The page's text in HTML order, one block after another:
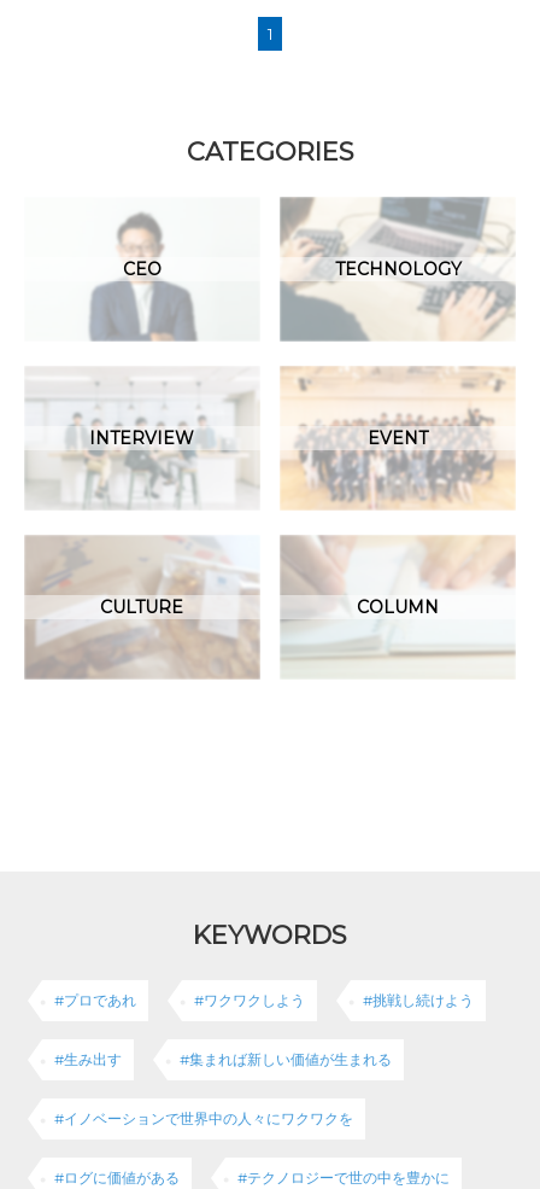
1
CATEGORIES
CEO TECHNOLOGY
INTERVIEW EVENT
CULTURE COLUMN
KEYWORDS
#プロであれ #ワクワクしよう #挑戦し続けよう
#生み出す #集まれば新しい価値が生まれる
#イノベーションで世界中の人々にワクワクを
#ログに価値がある #テクノロジーで世の中を豊かに